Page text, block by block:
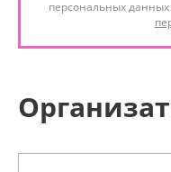
персональных данных